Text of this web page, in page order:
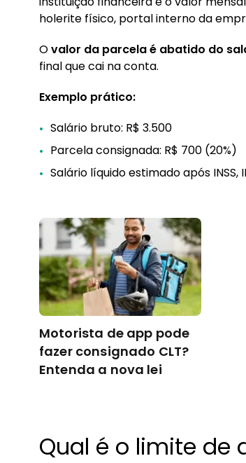
holerite físico, portal interno da
Ovalor da parcela é abatido do
final que cai na conta.
Exemplo prático:
Salário bruto: R$ 3.500
Parcela consignada: R$ 700 (20%)
Salário líquido estimado após INSS,
Motorista de app pode
fazer consignado CLT?
Entenda a nova lei
Qual é o limite de